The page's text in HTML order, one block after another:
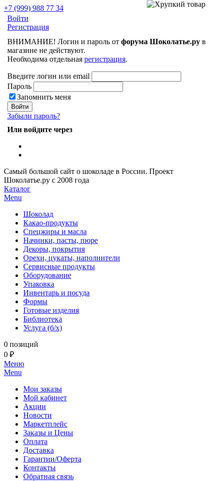
+7 (999) 988 77 34
Войти
Регистрация
ВНИМАНИЕ! Логин и пароль от форума Шоколатье.ру в
магазине не действуют.
Необходима отдельная регистрация.
Введите логин или email
Пароль
Запомнить меня
Забыли пароль?
Или войдите через
Самый большой сайт о шоколаде в России. Проект
Шоколатье.ру с 2008 года
Каталог
Menu
Шоколад
Какао-продукты
Спецжиры и масла
Начинки, пасты, пюре
Декоры, покрытия
Орехи, цукаты, наполнители
Сервисные продукты
Оборудование
Упаковка
Инвентарь и посуда
Формы
Готовые изделия
Библиотека
Услуга (б/х)
0 позиций
0 ₽
Меню
Menu
Мои заказы
Мой кабинет
Акции
Новости
Маркетплейс
Заказы и Цены
Оплата
Доставка
Гарантии/Оферта
Контакты
Обратная связь